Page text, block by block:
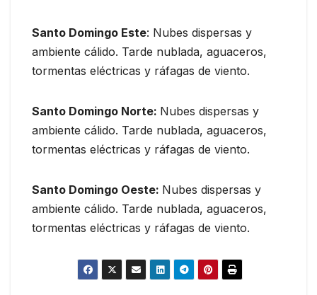
Santo Domingo Este: Nubes dispersas y
ambiente cálido. Tarde nublada, aguaceros,
tormentas eléctricas y ráfagas de viento.
Santo Domingo Norte: Nubes dispersas y
ambiente cálido. Tarde nublada, aguaceros,
tormentas eléctricas y ráfagas de viento.
Santo Domingo Oeste: Nubes dispersas y
ambiente cálido. Tarde nublada, aguaceros,
tormentas eléctricas y ráfagas de viento.